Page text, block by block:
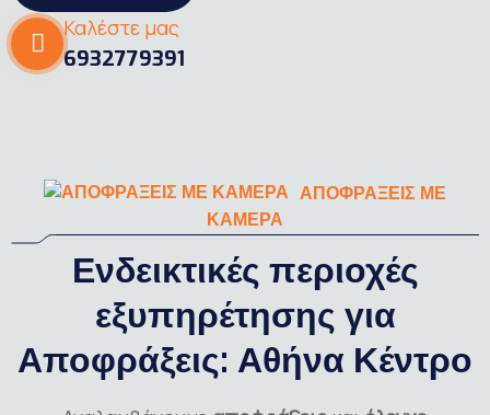
Καλέστε μας
6932779391
ΑΠΟΦΡΑΞΕΙΣ ΜΕ
ΚΑΜΕΡΑ
Ενδεικτικές περιοχές
εξυπηρέτησης για
Αποφράξεις: Αθήνα Κέντρο